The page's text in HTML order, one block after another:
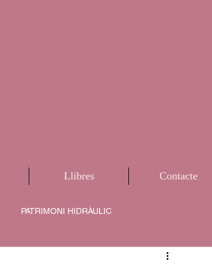
Llibres Contacte
PATRIMONI HIDRÀULIC